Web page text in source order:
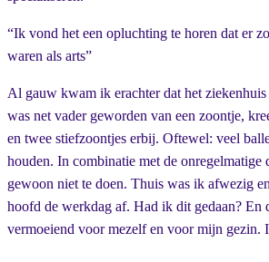
“Ik vond het een opluchting te horen dat er
waren als arts”
Al gauw kwam ik erachter dat het
was net vader geworden van een zoontje,
en twee stiefzoontjes erbij. Oftewel: veel
houden. In combinatie met de onregelmatige
gewoon niet te doen. Thuis was ik afwezig
hoofd de werkdag af. Had ik dit gedaan? En
vermoeiend voor mezelf en voor mijn gezin.